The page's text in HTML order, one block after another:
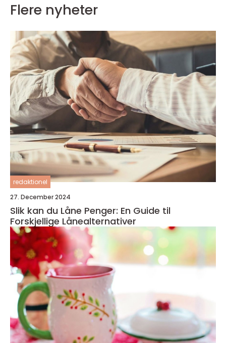
Flere nyheter
redaktionel
27. December 2024
Slik kan du Låne Penger: En Guide til
Forskjellige Lånealternativer